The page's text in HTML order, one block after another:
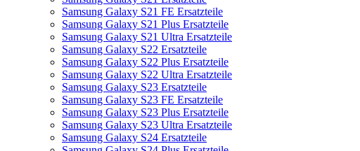
Samsung Galaxy S21 FE Ersatzteile
Samsung Galaxy S21 Plus Ersatzteile
Samsung Galaxy S21 Ultra Ersatzteile
Samsung Galaxy S22 Ersatzteile
Samsung Galaxy S22 Plus Ersatzteile
Samsung Galaxy S22 Ultra Ersatzteile
Samsung Galaxy S23 Ersatzteile
Samsung Galaxy S23 FE Ersatzteile
Samsung Galaxy S23 Plus Ersatzteile
Samsung Galaxy S23 Ultra Ersatzteile
Samsung Galaxy S24 Ersatzteile